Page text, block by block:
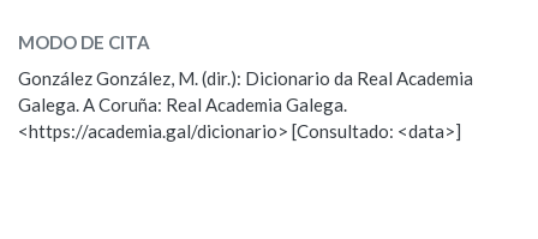
Pertence a
LIMPAR BUSCA
ESCOLLE UNHA OPCIÓN:
Observación Hai un erro na palabra
Propoño mellorar a definición
MODO DE CITA
González González, M. (dir.): Dicionario da Real Academia
Galega. A Coruña: Real Academia Galega.
<https://academia.gal/dicionario> [Consultado: <data>]